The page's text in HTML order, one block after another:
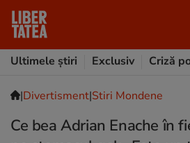
Ultimele știri
Exclusiv Criză
|Divertisment|Stiri Mondene
Ce bea Adrian Enache în